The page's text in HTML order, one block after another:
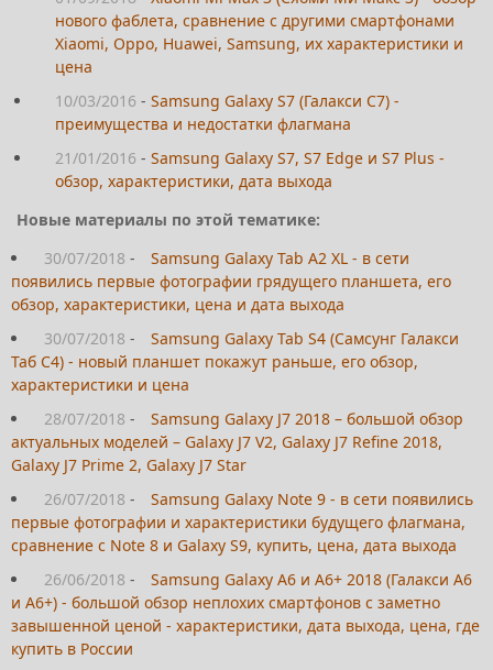
нового фаблета, сравнение с другими смартфонами
Xiaomi, Oppo, Huawei, Samsung, их характеристики и
цена
10/03/2016 - Samsung Galaxy S7 (Галакси С7) -
преимущества и недостатки флагмана
21/01/2016 - Samsung Galaxy S7, S7 Edge и S7 Plus -
обзор, характеристики, дата выхода
Новые материалы по этой тематике:
30/07/2018 -
Samsung Galaxy Tab A2 XL - в сети
появились первые фотографии грядущего планшета, его
обзор, характеристики, цена и дата выхода
30/07/2018 -
Samsung Galaxy Tab S4 (Самсунг Галакси
Таб С4) - новый планшет покажут раньше, его обзор,
характеристики и цена
28/07/2018 -
Samsung Galaxy J7 2018 – большой обзор
актуальных моделей – Galaxy J7 V2, Galaxy J7 Refine 2018,
Galaxy J7 Prime 2, Galaxy J7 Star
26/07/2018 -
Samsung Galaxy Note 9 - в сети появились
первые фотографии и характеристики будущего флагмана,
сравнение с Note 8 и Galaxy S9, купить, цена, дата выхода
26/06/2018 -
Samsung Galaxy A6 и A6+ 2018 (Галакси А6
и А6+) - большой обзор неплохих смартфонов с заметно
завышенной ценой - характеристики, дата выхода, цена, где
купить в России